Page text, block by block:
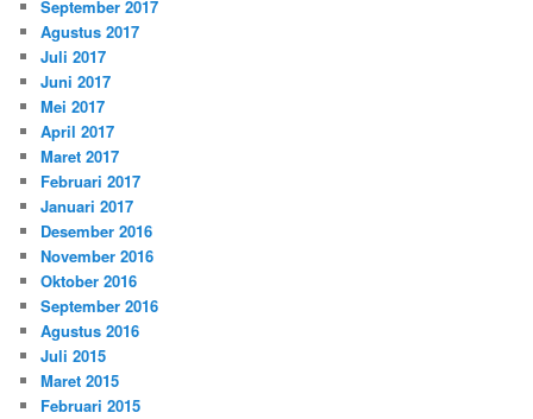
September 2017
Agustus 2017
Juli 2017
Juni 2017
Mei 2017
April 2017
Maret 2017
Februari 2017
Januari 2017
Desember 2016
November 2016
Oktober 2016
September 2016
Agustus 2016
Juli 2015
Maret 2015
Februari 2015